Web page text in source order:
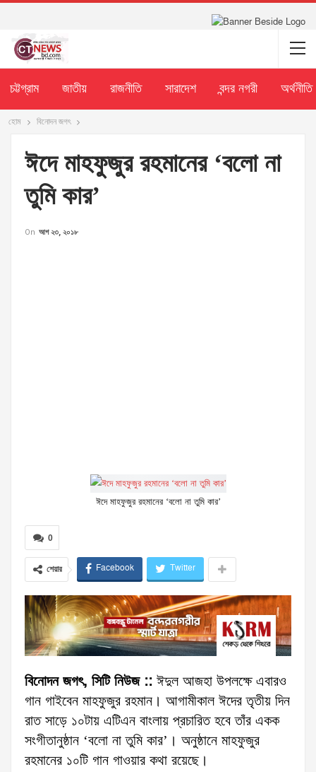
চট্টগ্রাম জাতীয় রাজনীতি সারাদেশ বন্দর নগরী অর্থনীতি
হোম বিনোদন জগৎ
ঈদে মাহফুজুর রহমানের ‘বলো না
তুমি কার’
On আগ ২৩, ২০১৮
ঈদে মাহফুজুর রহমানের ‘বলো না তুমি কার’
0
শেয়ার Facebook Twitter
বিনোদন জগৎ, সিটি নিউজ :: ঈদুল আজহা উপলক্ষে এবারও
গান গাইবেন মাহফুজুর রহমান। আগামীকাল ঈদের তৃতীয় দিন
রাত সাড়ে ১০টায় এটিএন বাংলায় প্রচারিত হবে তাঁর একক
সংগীতানুষ্ঠান ‘বলো না তুমি কার’। অনুষ্ঠানে মাহফুজুর
রহমানের ১০টি গান গাওয়ার কথা রয়েছে।